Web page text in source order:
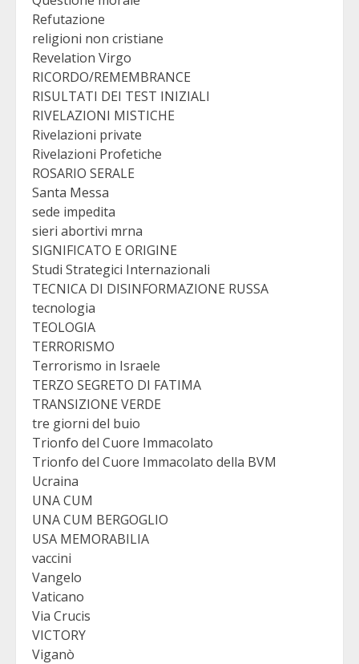
Refutazione
religioni non cristiane
Revelation Virgo
RICORDO/REMEMBRANCE
RISULTATI DEI TEST INIZIALI
RIVELAZIONI MISTICHE
Rivelazioni private
Rivelazioni Profetiche
ROSARIO SERALE
Santa Messa
sede impedita
sieri abortivi mrna
SIGNIFICATO E ORIGINE
Studi Strategici Internazionali
TECNICA DI DISINFORMAZIONE RUSSA
tecnologia
TEOLOGIA
TERRORISMO
Terrorismo in Israele
TERZO SEGRETO DI FATIMA
TRANSIZIONE VERDE
tre giorni del buio
Trionfo del Cuore Immacolato
Trionfo del Cuore Immacolato della BVM
Ucraina
UNA CUM
UNA CUM BERGOGLIO
USA MEMORABILIA
vaccini
Vangelo
Vaticano
Via Crucis
VICTORY
Viganò